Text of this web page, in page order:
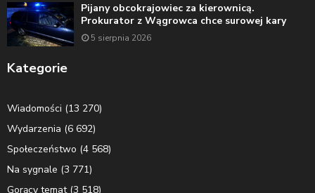
Pijany obcokrajowiec za kierownicą.
Prokurator z Wągrowca chce surowej kary
5 sierpnia 2026
Kategorie
Wiadomości (13 270)
Wydarzenia (6 692)
Społeczeństwo (4 568)
Na sygnale (3 771)
Gorący temat(3 518)